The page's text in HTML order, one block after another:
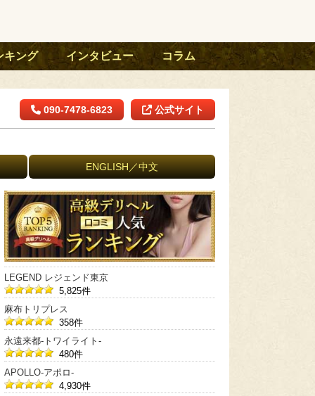
キング インタビュー コラム
公式サイト
090-7478-6823
ENGLISH／中文
LEGEND レジェンド東京
5,825件
麻布トリプレス
358件
永遠来都-トワイライト-
480件
APOLLO-アポロ-
4,930件